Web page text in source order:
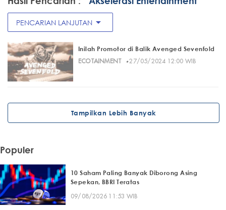
PENCARIAN LANJUTAN arrow_drop_down
Inilah Promotor di Balik Avenged Sevenfold
ECOTAINMENT
· 27/05/2024 12:00 WIB
Tampilkan Lebih Banyak
Populer
10 Saham Paling Banyak Diborong Asing
Sepekan, BBRI Teratas
09/08/2026 11:53 WIB